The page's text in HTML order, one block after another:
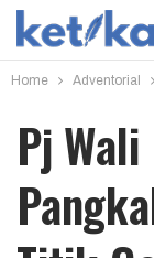
Home Adventorial
Pj